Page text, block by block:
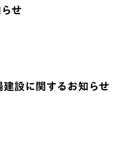
せ
設に関するお知らせ